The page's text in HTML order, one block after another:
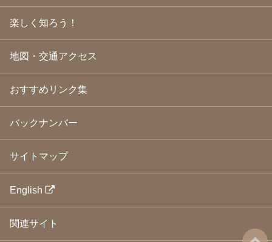
2009年1月(25)
2008年12月 (22)
2008年9月(24)
2008年8月(24)
2008年7月
(23)
2008年6月(23)
2008年5月(21)
2008年4月(22)
2008年1月 (23)
2007年12月(26)
2007年11月
2007年10月
2007年9月(23)
2007年8月
楽しく知ろう！
地図・交通アクセス
おすすめリンク集
バックナンバー
サイトマップ
English
関連サイト